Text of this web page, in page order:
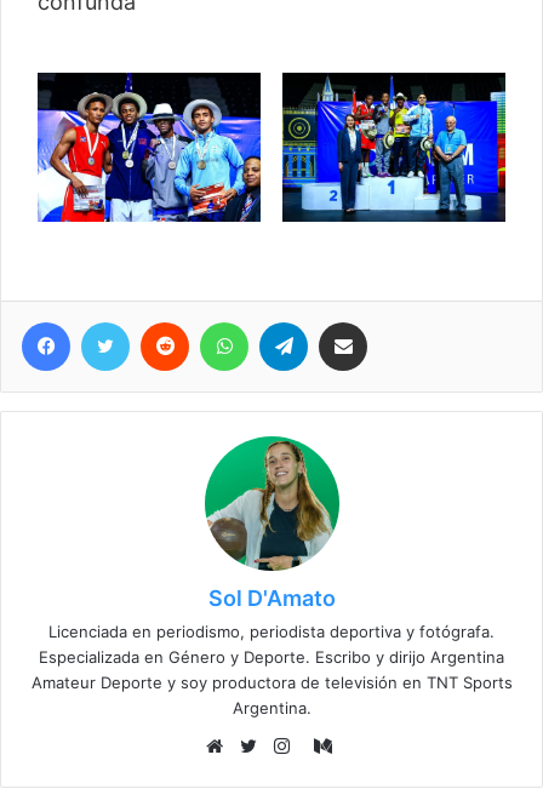
Facebook
Twitter Reddit WhatsAppTelegram
Sol D'Amato
Licenciada en periodismo, periodista deportiva y fotógrafa.
Especializada en Género y Deporte. Escribo y dirijo Argentina
Amateur Deporte y soy productora de televisión en TNT Sports
Argentina.
Medium